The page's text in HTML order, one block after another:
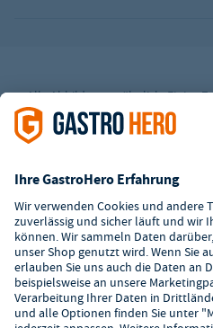
Alle Abbildungen ähnlich. Einige
könnenZusatzkostenverursachen.
² Unverbindl. Preisempfehlung des
i.H.v. 7,90€ (zzgl. Mwst.)
**Die Tiefpreisgarantie ist nicht
Rabatten kombinierbar.